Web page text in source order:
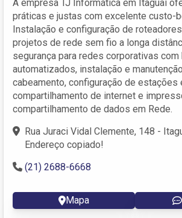
A empresa TJ Informática em Itaguaí
práticas e justas com excelente custo-
Instalação e configuração de
projetos de rede sem fio a longa
segurança para redes corporativas com
automatizados, instalação e
cabeamento, configuração de estações
compartilhamento de internet e
compartilhamento de dados em Rede.
Rua Juraci Vidal Clemente, 148 -
Endereço copiado!
(21) 2688-6668
Mapa